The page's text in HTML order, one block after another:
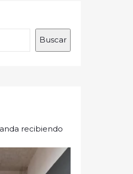
Buscar
recibiendo